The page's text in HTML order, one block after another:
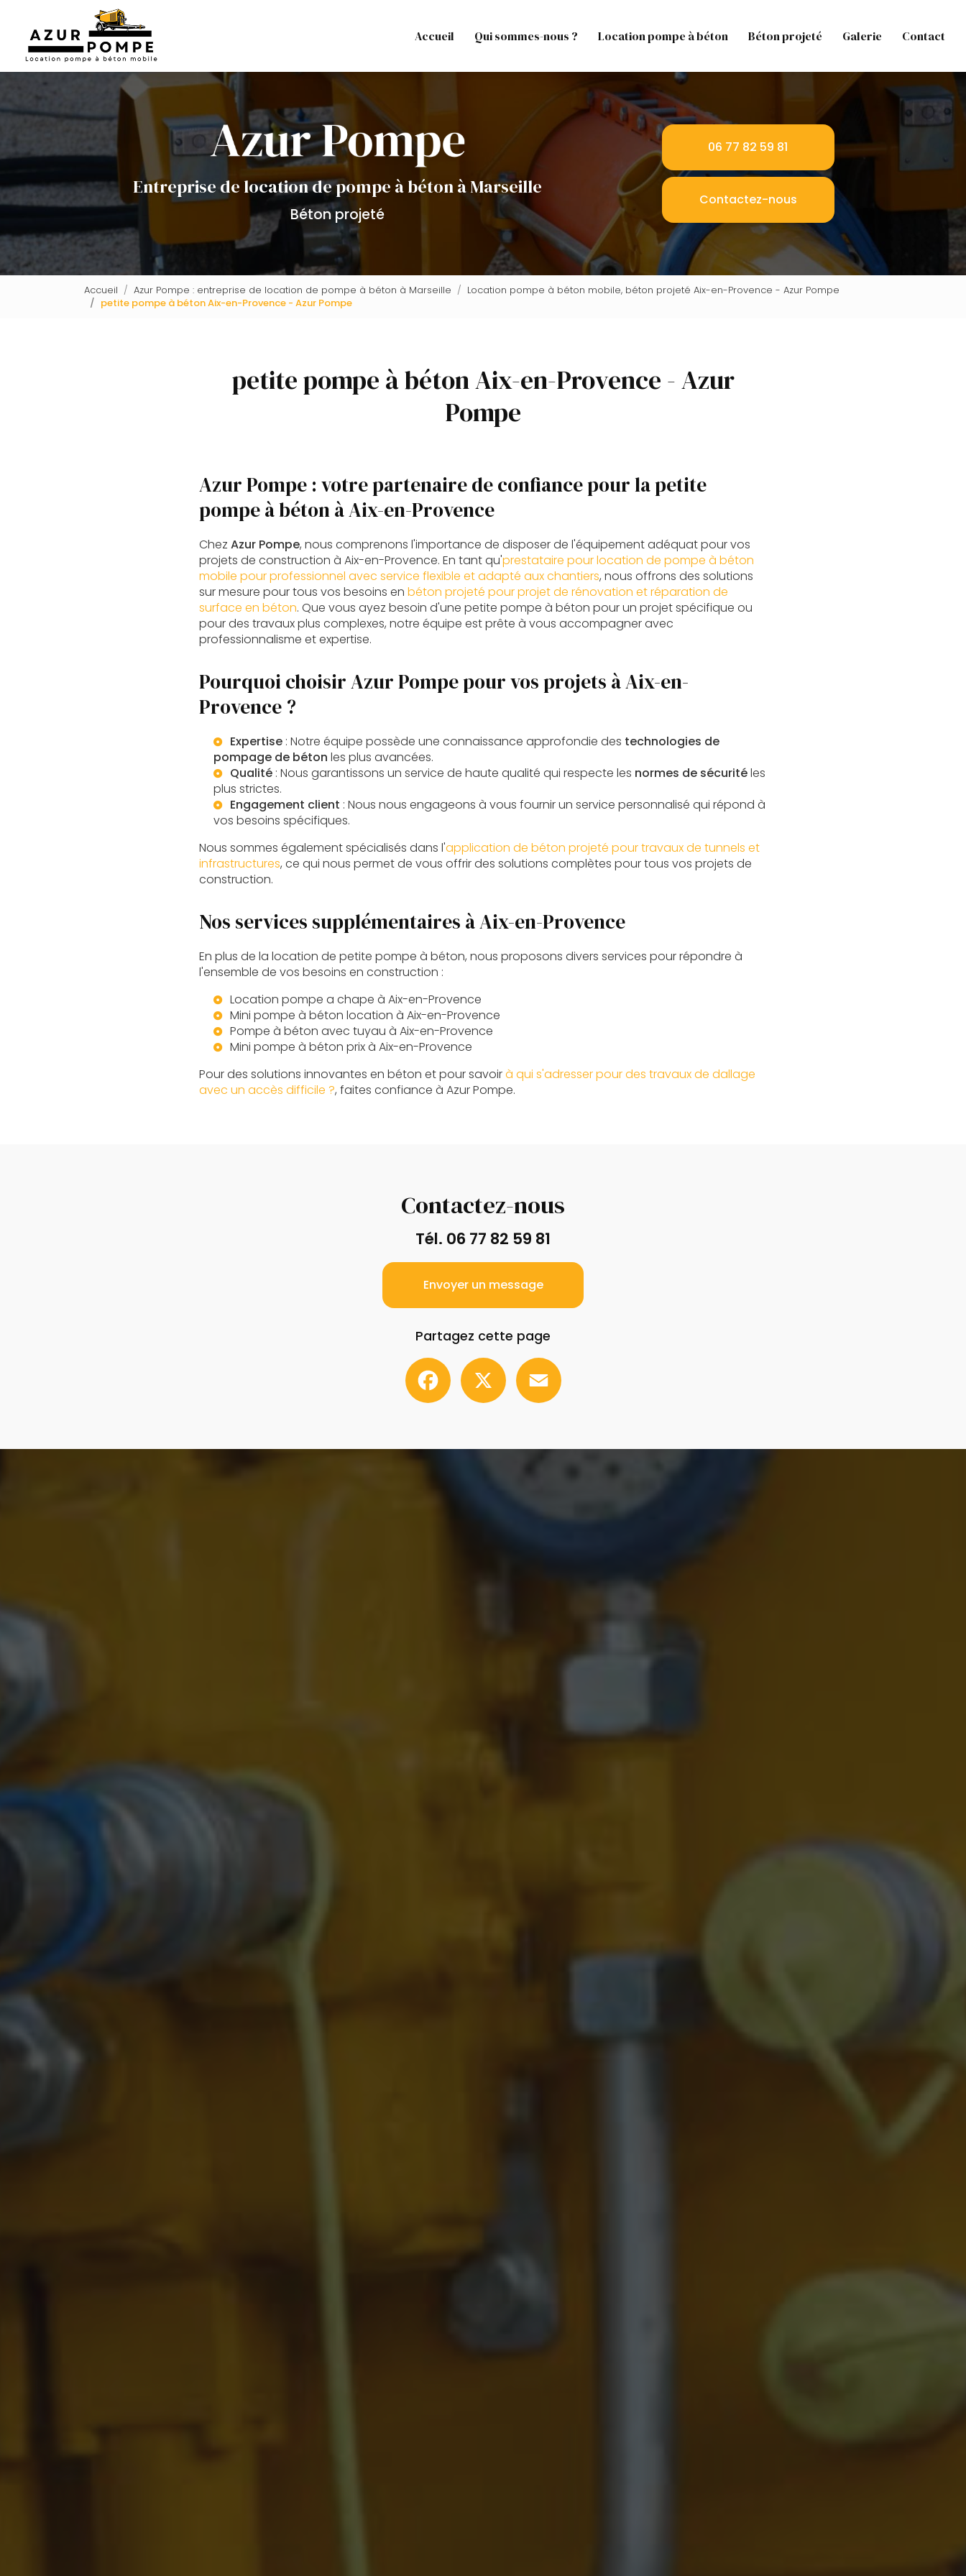
contenu
principal
Accueil
Qui sommes-nous ? Location pompe à béton Béton projeté Galerie Contact
Entreprise de location de pompe à béton à Marseille
Béton projeté
06 77 82 59 81
Contactez-nous
Accueil Azur Pompe : entreprise de location de pompe à béton à Marseille
Location pompe à béton mobile, béton projeté Aix-en-Provence - Azur Pompe
petite pompe à béton Aix-en-Provence - Azur Pompe
petite pompe à béton Aix-en-Provence - Azur
Pompe
Azur Pompe : votre partenaire de confiance pour la petite
pompe à béton à Aix-en-Provence
Chez Azur Pompe, nous comprenons l'importance de disposer de l'équipement adéquat pour vos
projets de construction à Aix-en-Provence. En tant qu'prestataire pour location de pompe à béton
mobile pour professionnel avec service flexible et adapté aux chantiers, nous offrons des solutions
sur mesure pour tous vos besoins en béton projeté pour projet de rénovation et réparation de
surface en béton. Que vous ayez besoin d'une petite pompe à béton pour un projet spécifique ou
pour des travaux plus complexes, notre équipe est prête à vous accompagner avec
professionnalisme et expertise.
Pourquoi choisir Azur Pompe pour vos projets à Aix-en-
Provence ?
Expertise : Notre équipe possède une connaissance approfondie des technologies de
pompage de béton les plus avancées.
Qualité : Nous garantissons un service de haute qualité qui respecte les normes de sécuritéles
plus strictes.
Engagement client : Nous nous engageons à vous fournir un service personnalisé qui répond à
vos besoins spécifiques.
Nous sommes également spécialisés dans l'application de béton projeté pour travaux de tunnels et
infrastructures, ce qui nous permet de vous offrir des solutions complètes pour tous vos projets de
construction.
Nos services supplémentaires à Aix-en-Provence
En plus de la location de petite pompe à béton, nous proposons divers services pour répondre à
l'ensemble de vos besoins en construction :
Location pompe a chape à Aix-en-Provence
Mini pompe à béton location à Aix-en-Provence
Pompe à béton avec tuyau à Aix-en-Provence
Mini pompe à béton prix à Aix-en-Provence
Pour des solutions innovantes en béton et pour savoirà qui s'adresser pour des travaux de dallage
avec un accès difficile ?, faites confiance à Azur Pompe.
Contactez-nous
Tél. 06 77 82 59 81
Envoyer un message
Partagez cette page
Facebook